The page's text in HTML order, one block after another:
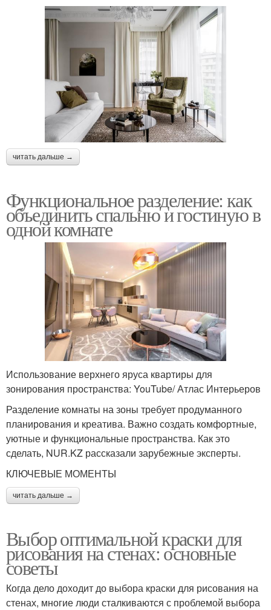
читать дальше →
Функциональное разделение: как
объединить спальню и гостиную в
одной комнате
Использование верхнего яруса квартиры для
зонирования пространства: YouTube/ Атлас Интерьеров
Разделение комнаты на зоны требует продуманного
планирования и креатива. Важно создать комфортные,
уютные и функциональные пространства. Как это
сделать, NUR.KZ рассказали зарубежные эксперты.
КЛЮЧЕВЫЕ МОМЕНТЫ
читать дальше →
Выбор оптимальной краски для
рисования на стенах: основные
советы
Когда дело доходит до выбора краски для рисования на
стенах, многие люди сталкиваются с проблемой выбора